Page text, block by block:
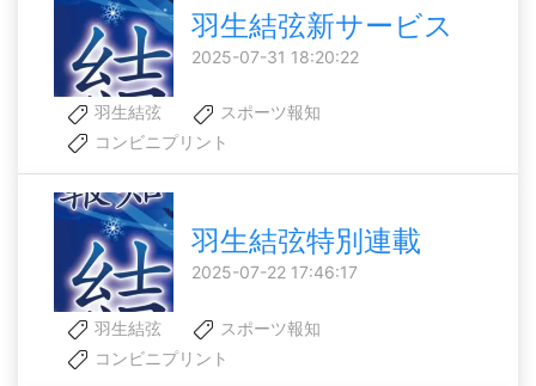
羽生結弦新サービス
2025-07-31 18:20:22
羽生結弦
スポーツ報知
コンビニプリント
羽生結弦特別連載
2025-07-22 17:46:17
羽生結弦
スポーツ報知
コンビニプリント